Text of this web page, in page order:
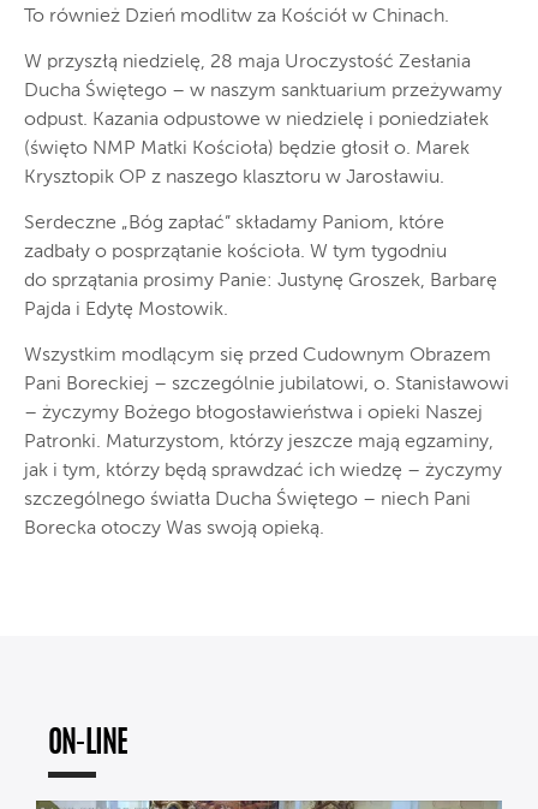
To również Dzień modlitw za Kościół w Chinach.
W przyszłą niedzielę, 28 maja Uroczystość Zesłania
Ducha Świętego – w naszym sanktuarium przeżywamy
odpust. Kazania odpustowe w niedzielę i poniedziałek
(święto NMP Matki Kościoła) będzie głosił o. Marek
Krysztopik OP z naszego klasztoru w Jarosławiu.
Serdeczne „Bóg zapłać” składamy Paniom, które
zadbały o posprzątanie kościoła. W tym tygodniu
do sprzątania prosimy Panie: Justynę Groszek, Barbarę
Pajda i Edytę Mostowik.
Wszystkim modlącym się przed Cudownym Obrazem
Pani Boreckiej – szczególnie jubilatowi, o. Stanisławowi
– życzymy Bożego błogosławieństwa i opieki Naszej
Patronki. Maturzystom, którzy jeszcze mają egzaminy,
jak i tym, którzy będą sprawdzać ich wiedzę – życzymy
szczególnego światła Ducha Świętego – niech Pani
Borecka otoczy Was swoją opieką.
ON-LINE